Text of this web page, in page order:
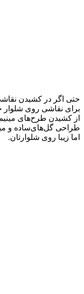
حتی اگر در کشیدن
برای نقاشی روی شلوار
از کشیدن طرح‌های
طراحی گل‌های‌ساده و
اما زیبا روی شلوارتان.